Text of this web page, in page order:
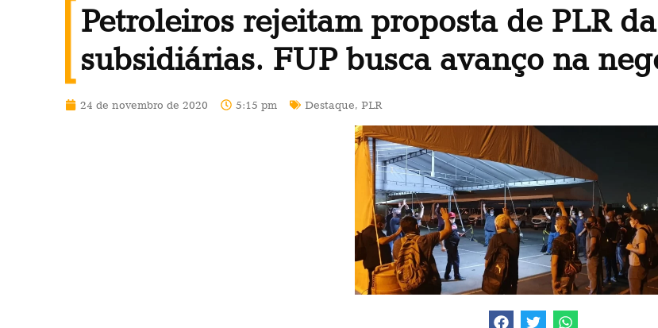
Petroleiros rejeitam proposta de PLR
subsidiárias. FUP busca avanço na
24 de novembro de 2020 5:15 pm Destaque, PLR